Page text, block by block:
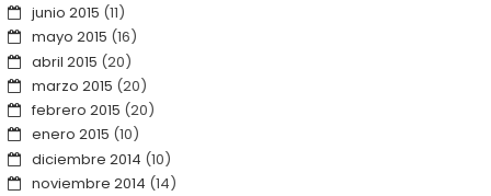
junio 2015 (11)
mayo 2015 (16)
abril 2015 (20)
marzo 2015 (20)
febrero 2015 (20)
enero 2015 (10)
diciembre 2014 (10)
noviembre 2014 (14)